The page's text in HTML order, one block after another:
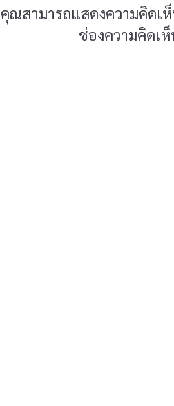
คุณสามารถแสดงความคิดเห็
ช่องความคิดเ